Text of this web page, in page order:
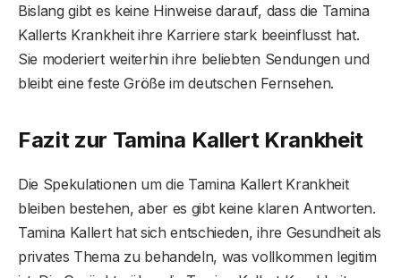
Bislang gibt es keine Hinweise darauf, dass die Tamina
Kallerts Krankheit ihre Karriere stark beeinflusst hat.
Sie moderiert weiterhin ihre beliebten Sendungen und
bleibt eine feste Größe im deutschen Fernsehen.
Fazit zur Tamina Kallert Krankheit
Die Spekulationen um die Tamina Kallert Krankheit
bleiben bestehen, aber es gibt keine klaren Antworten.
Tamina Kallert hat sich entschieden, ihre Gesundheit als
privates Thema zu behandeln, was vollkommen legitim